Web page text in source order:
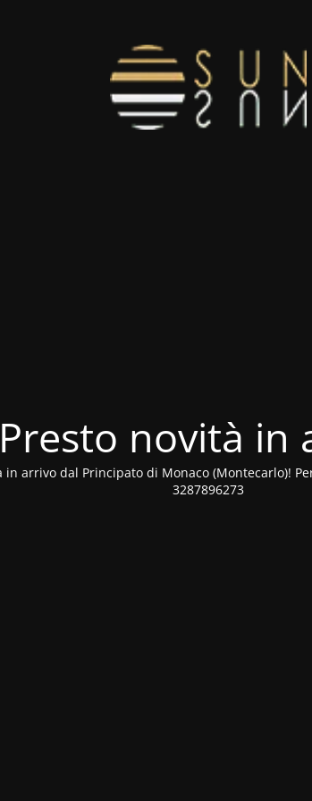
Presto novità in
arrivo dal Principato di Monaco (Montecarlo)!
3287896273